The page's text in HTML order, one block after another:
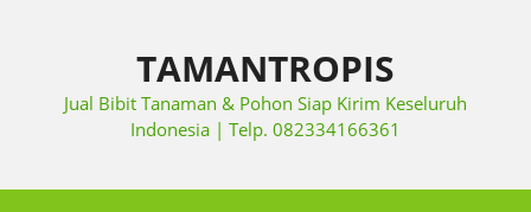
TAMANTROPIS
Jual Bibit Tanaman & Pohon Siap Kirim Keseluruh
Indonesia | Telp. 082334166361